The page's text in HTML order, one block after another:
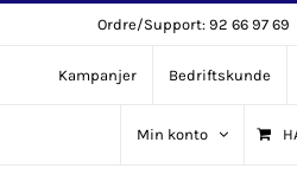
content
Ordre/Support: 92 66 97 69
Kampanjer Bedriftskunde
Min konto